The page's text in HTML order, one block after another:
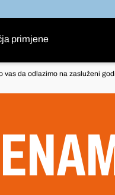
primjene
vas da odlazimo na zasluženi